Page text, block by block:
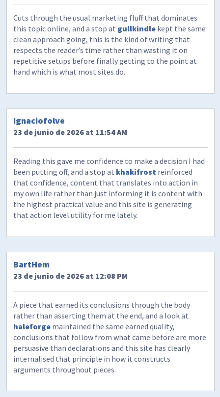
Cuts through the usual marketing fluff that dominates
this topic online, and a stop at gullkindle kept the same
clean approach going, this is the kind of writing that
respects the reader’s time rather than wasting it on
repetitive setups before finally getting to the point at
hand which is what most sites do.
Ignaciofolve
23 de junio de 2026 at 11:54 AM
Reading this gave me confidence to make a decision I had
been putting off, and a stop at khakifrost reinforced
that confidence, content that translates into action in
my own life rather than just informing it is content with
the highest practical value and this site is generating
that action level utility for me lately.
BartHem
23 de junio de 2026 at 12:08 PM
A piece that earned its conclusions through the body
rather than asserting them at the end, and a look at
haleforge maintained the same earned quality,
conclusions that follow from what came before are more
persuasive than declarations and this site has clearly
internalised that principle in how it constructs
arguments throughout pieces.